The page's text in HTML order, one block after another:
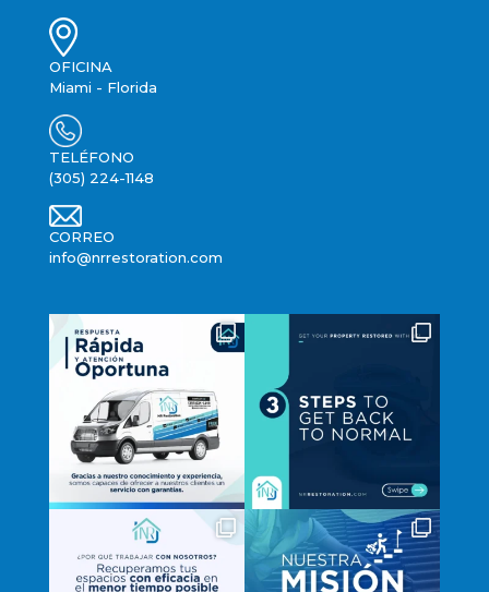
OFICINA
Miami - Florida
TELÉFONO
(305) 224-1148
CORREO
info@nrrestoration.com